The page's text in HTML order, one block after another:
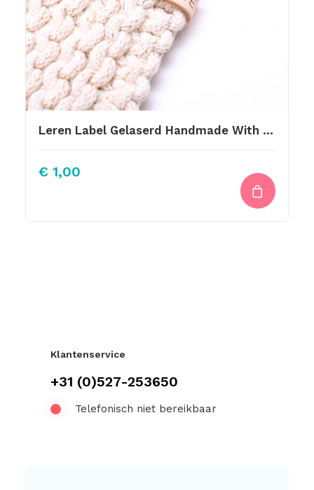
Leren Label Gelaserd Handmade With Love
€ 1,00
Klantenservice
+31 (0)527-253650
Telefonisch niet bereikbaar